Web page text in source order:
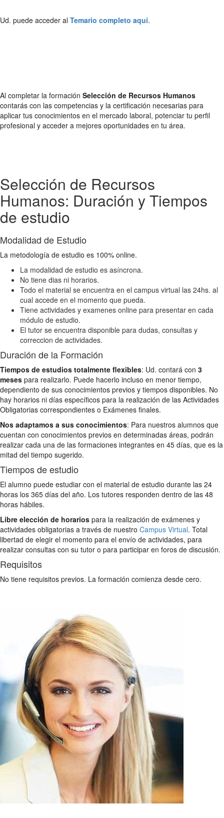
Ud. puede acceder al Temario completo aquí.
Al completar la formación Selección de Recursos Humanos
contarás con las competencias y la certificación necesarias para
aplicar tus conocimientos en el mercado laboral, potenciar tu perfil
profesional y acceder a mejores oportunidades en tu área.
Selección de Recursos
Humanos: Duración y Tiempos
de estudio
Modalidad de Estudio
La metodología de estudio es 100% online.
La modalidad de estudio es asíncrona.
No tiene dias ni horarios.
Todo el material se encuentra en el campus virtual las 24hs. al
cual accede en el momento que pueda.
Tiene actividades y examenes online para presentar en cada
módulo de estudio.
El tutor se encuentra disponible para dudas, consultas y
correccion de actividades.
Duración de la Formación
Tiempos de estudios totalmente flexibles: Ud. contará con 3
meses para realizarlo. Puede hacerlo incluso en menor tiempo,
dependiento de sus conocimientos previos y tiempos disponibles. No
hay horarios ni días específicos para la realización de las Actividades
Obligatorias correspondientes o Exámenes finales.
Nos adaptamos a sus conocimientos: Para nuestros alumnos que
cuentan con conocimientos previos en determinadas áreas, podrán
realizar cada una de las formaciones integrantes en 45 días, que es la
mitad del tiempo sugerido.
Tiempos de estudio
El alumno puede estudiar con el material de estudio durante las 24
horas los 365 días del año. Los tutores responden dentro de las 48
horas hábiles.
Libre elección de horarios para la realización de exámenes y
actividades obligatorias a través de nuestro Campus Virtual. Total
libertad de elegir el momento para el envío de actividades, para
realizar consultas con su tutor o para participar en foros de discusión.
Requisitos
No tiene requisitos previos. La formación comienza desde cero.